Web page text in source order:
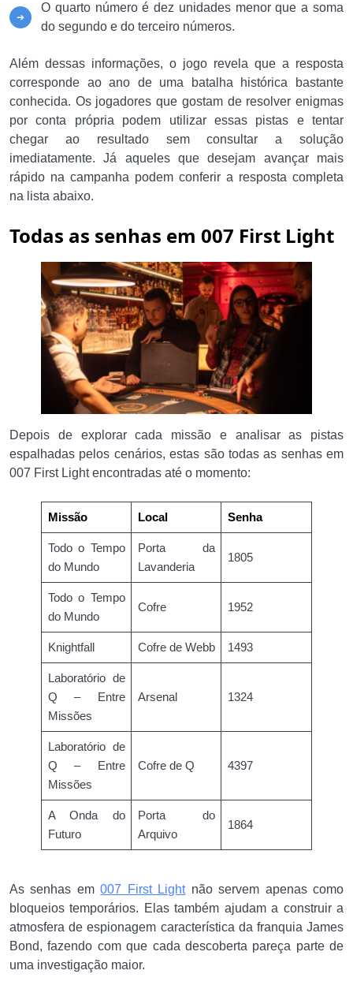
O quarto número é dez unidades menor que a soma
do segundo e do terceiro números.
Além dessas informações, o jogo revela que a resposta
corresponde ao ano de uma batalha histórica bastante
conhecida. Os jogadores que gostam de resolver enigmas
por conta própria podem utilizar essas pistas e tentar
chegar ao resultado sem consultar a solução
imediatamente. Já aqueles que desejam avançar mais
rápido na campanha podem conferir a resposta completa
na lista abaixo.
Todas as senhas em 007 First Light
Depois de explorar cada missão e analisar as pistas
espalhadas pelos cenários, estas são todas as senhas em
007 First Light encontradas até o momento:
Missão Local Senha
Todo o Tempo
do Mundo
Porta da
Lavanderia
1805
Todo o Tempo
do Mundo
Cofre 1952
Knightfall Cofre de Webb 1493
Laboratório de
Q – Entre
Missões
Arsenal 1324
Laboratório de
Q – Entre
Missões
Cofre de Q 4397
A Onda do
Futuro
Porta do
Arquivo
1864
As senhas em007 First Lightnão servem apenas como
bloqueios temporários. Elas também ajudam a construir a
atmosfera de espionagem característica da franquia James
Bond, fazendo com que cada descoberta pareça parte de
uma investigação maior.